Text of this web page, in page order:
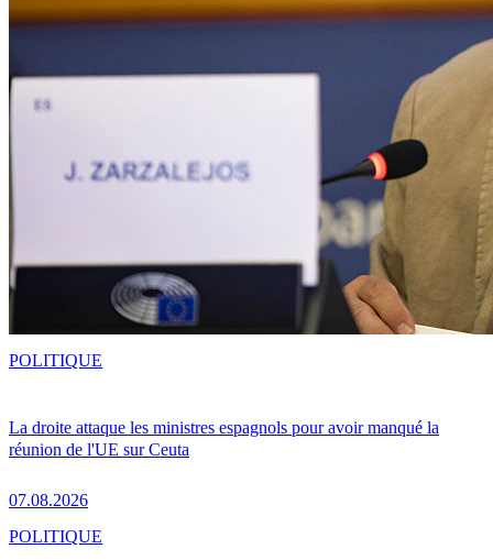
La droite attaque les ministres espagnols pour avoir manqué la
réunion de l'UE sur Ceuta
07.08.2026
POLITIQUE
POLITIQUE